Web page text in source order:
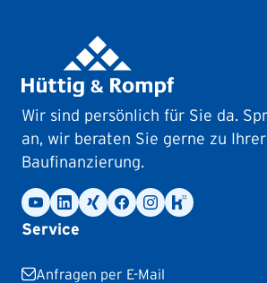
Wir sind persönlich für Sie da.
an, wir beraten Sie gerne zu Ihrer
Baufinanzierung.
Service
Anfragen per E-Mail